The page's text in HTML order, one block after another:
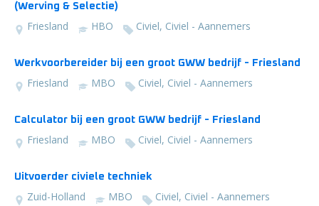
(Werving & Selectie)
Friesland HBO Civiel, Civiel - Aannemers
Werkvoorbereider bij een groot GWW bedrijf - Friesland
Friesland MBO Civiel, Civiel - Aannemers
Calculator bij een groot GWW bedrijf - Friesland
Friesland MBO Civiel, Civiel - Aannemers
Uitvoerder civiele techniek
Zuid-Holland MBO Civiel, Civiel - Aannemers